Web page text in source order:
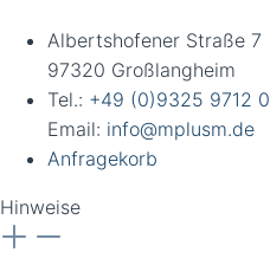
Albertshofener Straße 7
97320 Großlangheim
Tel.: +49 (0)9325 9712 0
Email: info@mplusm.de
Anfragekorb
Hinweise